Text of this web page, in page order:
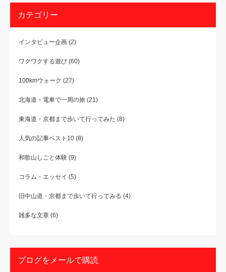
カテゴリー
インタビュー企画 (2)
ワクワクする遊び (60)
100kmウォーク (27)
北海道・電車で一周の旅 (21)
東海道・京都まで歩いて行ってみた (8)
人気の記事ベスト10 (8)
和歌山しごと体験 (9)
コラム・エッセイ (5)
旧中山道・京都まで歩いて行ってみる (4)
雑多な文章 (6)
ブログをメールで購読